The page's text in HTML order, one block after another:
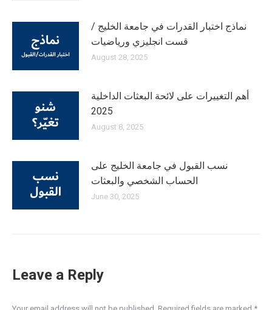
نماذج اختبار القدرات في جامعة الخليج /
قست انجليزي ورياضيات
August 28, 2025
أهم التغييرات على لائحة البعثات الداخلية
2025
August 8, 2025
نسب القبول في جامعة الخليج على
الحساب الشخصي والبعثات
June 30, 2025
Leave a Reply